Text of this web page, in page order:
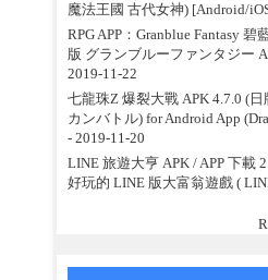
魔法王國 古代女神) [Android/
RPG APP：Granblue Fantasy 碧
版 グランブルーファンタジー
2019-11-22
七龍珠Z 爆裂大戰 APK 4.7.0 (
カンバトル) for Android App
- 2019-11-20
LINE 旅遊大亨 APK / APP 下載
好玩的 LINE 版大富翁遊戲 (